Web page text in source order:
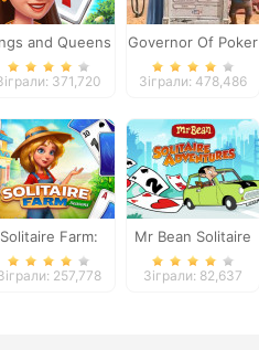
and Queens
Solitaire Tripeaks
371,720
Governor Of Poker
2
Зіграли: 478,486
Solitaire Farm:
Seasons
257,778
Mr Bean Solitaire
Adventures
Зіграли: 82,637